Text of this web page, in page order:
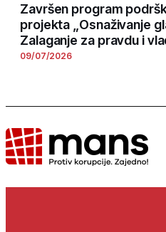
Završen program
projekta „Osnaživanje
Zalaganje za pravdu i
09/07/2026